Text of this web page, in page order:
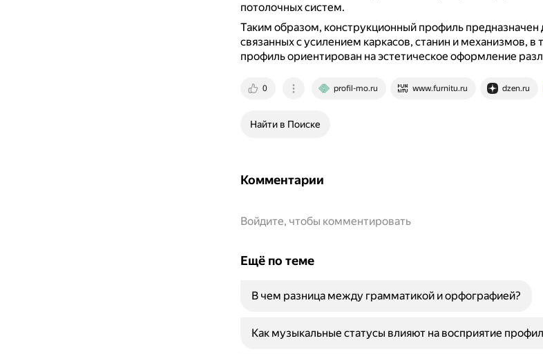
потолочных систем.
Таким образом, конструкционный профиль предназначен
связанных с усилением каркасов, станин и механизмов, в
профиль ориентирован на эстетическое оформление
0 profil-mo.ru www.furnitu.ru dzen.ru
Найти в Поиске
Комментарии
Войдите, чтобы комментировать
Ещё по теме
В чем разница между грамматикой и орфографией?
Как музыкальные статусы влияют на восприятие